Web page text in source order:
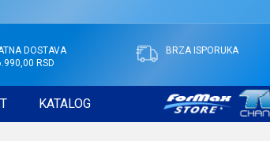
DOSTAVA
RSD
BRZA ISPORUKA
KATALOG